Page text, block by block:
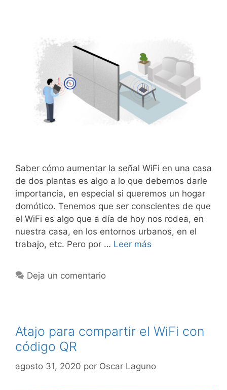
Saber cómo aumentar la señal WiFi en una casa
de dos plantas es algo a lo que debemos darle
importancia, en especial si queremos un hogar
domótico. Tenemos que ser conscientes de que
el WiFi es algo que a día de hoy nos rodea, en
nuestra casa, en los entornos urbanos, en el
trabajo, etc. Pero por … Leer más
Deja un comentario
Atajo para compartir el WiFi con
código QR
agosto 31, 2020 por Oscar Laguno